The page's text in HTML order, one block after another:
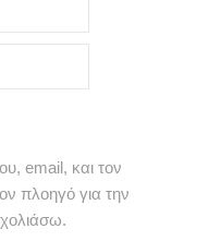
email, και τον
πλοηγό για την